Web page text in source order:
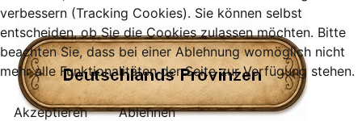
verbessern (Tracking Cookies). Sie können selbst
entscheiden, ob Sie die Cookies zulassen möchten. Bitte
beachten Sie, dass bei einer Ablehnung womöglich nicht
mehr alle Funktionalitäten der Seite zur Verfügung stehen.
Akzeptieren Ablehnen